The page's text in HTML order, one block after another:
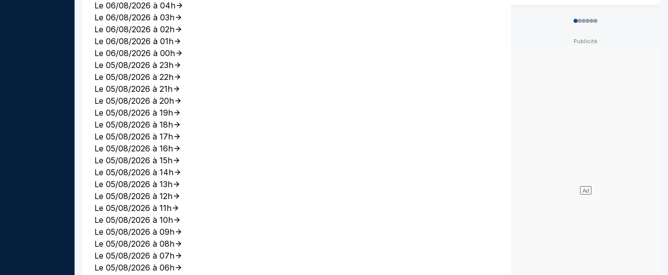
Le 06/08/2026 à 04h
Le 06/08/2026 à 03h
Le 06/08/2026 à 02h
Le 06/08/2026 à 01h
Le 06/08/2026 à 00h
Le 05/08/2026 à 23h
Le 05/08/2026 à 22h
Le 05/08/2026 à 21h
Le 05/08/2026 à 20h
Le 05/08/2026 à 19h
Le 05/08/2026 à 18h
Le 05/08/2026 à 17h
Le 05/08/2026 à 16h
Le 05/08/2026 à 15h
Le 05/08/2026 à 14h
Le 05/08/2026 à 13h
Le 05/08/2026 à 12h
Le 05/08/2026 à 11h
Le 05/08/2026 à 10h
Le 05/08/2026 à 09h
Le 05/08/2026 à 08h
Le 05/08/2026 à 07h
Le 05/08/2026 à 06h
012345